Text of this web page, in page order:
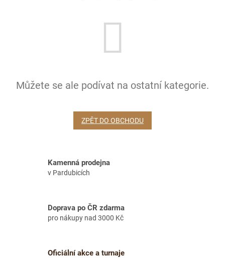
Můžete se ale podívat na ostatní kategorie.
ZPĚT DO OBCHODU
Kamenná prodejna
v Pardubicích
Doprava po ČR zdarma
pro nákupy nad 3000 Kč
Oficiální akce a turnaje